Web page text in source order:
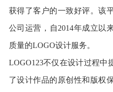
获得了客户的一致好评。该
公司运营，自2014年成立以
质量的LOGO设计服务。
LOGO123不仅在设计过程中
了设计作品的原创性和版权